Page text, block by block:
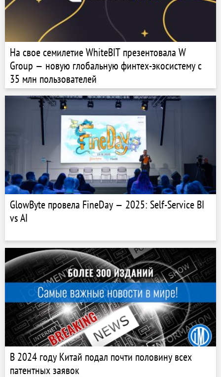
На свое семилетие WhiteBIT презентовала W
Group — новую глобальную финтех-экосистему с
35 млн пользователей
GlowByte провела FineDay — 2025: Self-Service BI
vs AI
В 2024 году Китай подал почти половину всех
патентных заявок